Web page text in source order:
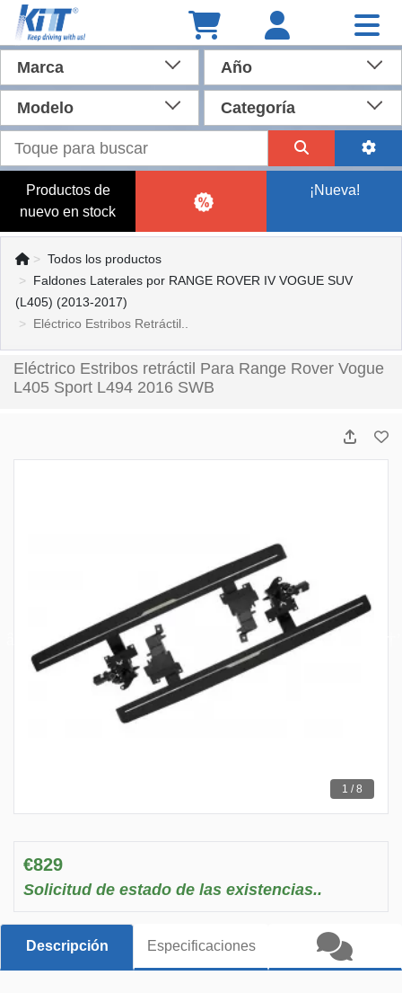
Marca Año
Modelo Categoría
Productos de
nuevo en stock
¡Nueva!
Todos los productos
Faldones Laterales por RANGE ROVER IV VOGUE SUV
(L405) (2013-2017)
Eléctrico Estribos Retráctil..
Eléctrico Estribos retráctil Para Range Rover Vogue
L405 Sport L494 2016 SWB
1 / 8
€829
Solicitud de estado de las existencias..
Descripción Especificaciones